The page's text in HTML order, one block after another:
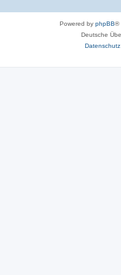
Powered by phpBB®
Deutsche
Datenschutz